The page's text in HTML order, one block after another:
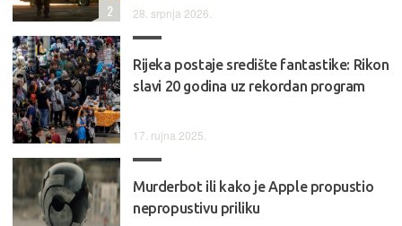
28. srpnja 2026.
2
Rijeka postaje središte fantastike: Rikon
slavi 20 godina uz rekordan program
17. rujna 2025.
Murderbot ili kako je Apple propustio
nepropustivu priliku